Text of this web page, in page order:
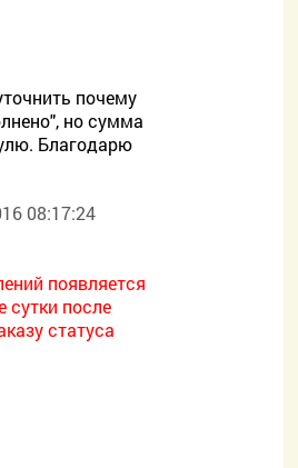
почему
но сумма
Благодарю
08:17:24
появляется
после
статуса